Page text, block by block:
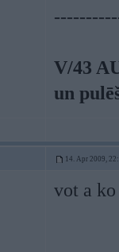
V/43
un
14. Apr 2009,
vot a